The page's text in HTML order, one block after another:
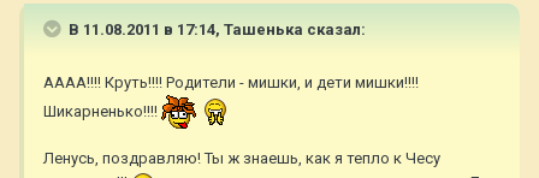
В 11.08.2011 в 17:14, Ташенька сказал:
АААА!!!! Круть!!!! Родители - мишки, и дети мишки!!!!
Шикарненько!!!!
Ленусь, поздравляю! Ты ж знаешь, как я тепло к Чесу